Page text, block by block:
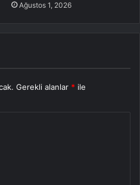
Ağustos 1, 2026
Gerekli alanlar * ile